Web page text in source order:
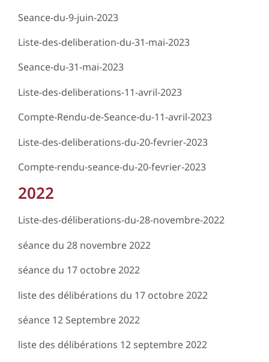
Seance-du-9-juin-2023
Liste-des-deliberation-du-31-mai-2023
Seance-du-31-mai-2023
Liste-des-deliberations-11-avril-2023
Compte-Rendu-de-Seance-du-11-avril-2023
Liste-des-deliberations-du-20-fevrier-2023
Compte-rendu-seance-du-20-fevrier-2023
2022
Liste-des-déliberations-du-28-novembre-2022
séance du 28 novembre 2022
séance du 17 octobre 2022
liste des délibérations du 17 octobre 2022
séance 12 Septembre 2022
liste des délibérations 12 septembre 2022